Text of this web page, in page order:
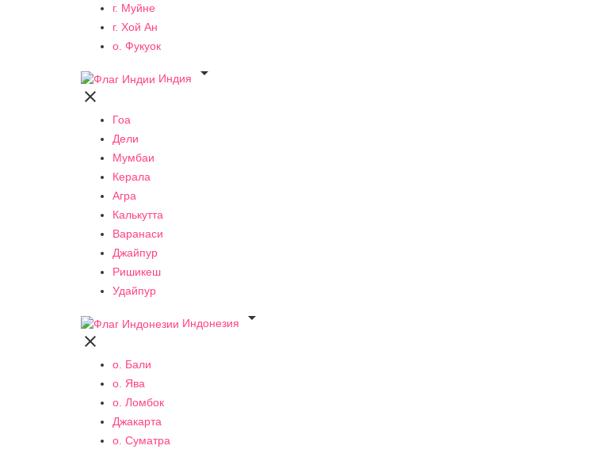
г. Муйне
г. Хой Ан
о. Фукуок
Индия


Гоа
Дели
Мумбаи
Керала
Агра
Калькутта
Варанаси
Джайпур
Ришикеш
Удайпур
Индонезия


о. Бали
о. Ява
о. Ломбок
Джакарта
о. Суматра